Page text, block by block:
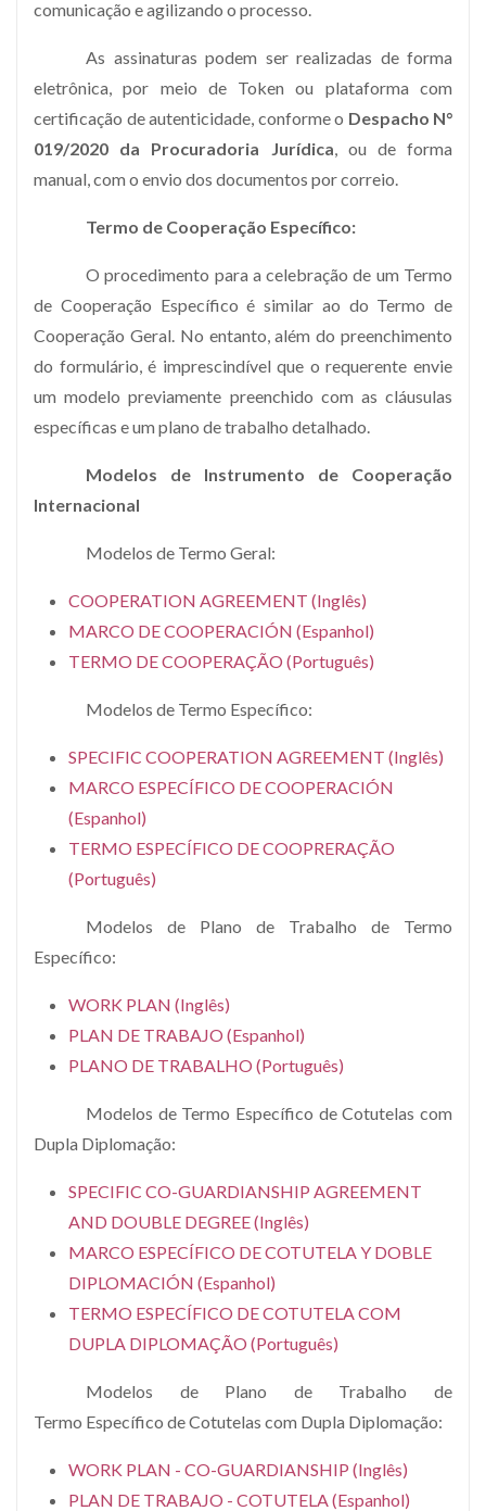
comunicação e agilizando o processo.
As assinaturas podem ser realizadas de forma
eletrônica, por meio de Token ou plataforma com
certificação de autenticidade, conforme o Despacho N°
019/2020 da Procuradoria Jurídica, ou de forma
manual, com o envio dos documentos por correio.
Termo de Cooperação Específico:
O procedimento para a celebração de um Termo
de Cooperação Específico é similar ao do Termo de
Cooperação Geral. No entanto, além do preenchimento
do formulário, é imprescindível que o requerente envie
um modelo previamente preenchido com as cláusulas
específicas e um plano de trabalho detalhado.
Modelos de Instrumento de Cooperação
Internacional
Modelos de Termo Geral:
COOPERATION AGREEMENT (Inglês)
MARCO DE COOPERACIÓN (Espanhol)
TERMO DE COOPERAÇÃO (Português)
Modelos de Termo Específico:
SPECIFIC COOPERATION AGREEMENT (Inglês)
MARCO ESPECÍFICO DE COOPERACIÓN
(Espanhol)
TERMO ESPECÍFICO DE COOPRERAÇÃO
(Português)
Modelos de Plano de Trabalho de Termo
Específico:
WORK PLAN (Inglês)
PLAN DE TRABAJO (Espanhol)
PLANO DE TRABALHO (Português)
Modelos de Termo Específico de Cotutelas com
Dupla Diplomação:
SPECIFIC CO-GUARDIANSHIP AGREEMENT
AND DOUBLE DEGREE (Inglês)
MARCO ESPECÍFICO DE COTUTELA Y DOBLE
DIPLOMACIÓN (Espanhol)
TERMO ESPECÍFICO DE COTUTELA COM
DUPLA DIPLOMAÇÃO (Português)
Modelos de Plano de Trabalho de
Termo Específico de Cotutelas com Dupla Diplomação:
WORK PLAN - CO-GUARDIANSHIP (Inglês)
PLAN DE TRABAJO - COTUTELA (Espanhol)